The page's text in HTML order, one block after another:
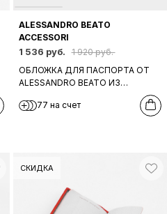
ALESSANDRO BEATO
ACCESSORI
1 536 руб.
1 920 руб.
ОБЛОЖКА ДЛЯ ПАСПОРТА ОТ
ALESSANDRO BEATO ИЗ
ПРИНТОМ РОЗОВЫХ РОЗ
77 на счет
СКИДКА